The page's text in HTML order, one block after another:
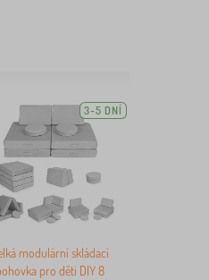
3-5 DNÍ
modulární skládací
pro děti DIY 8